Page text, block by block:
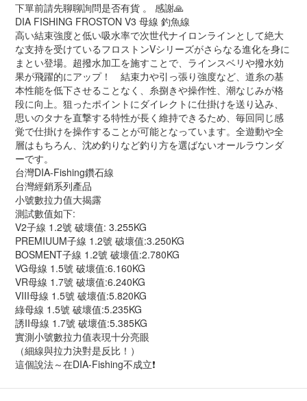
下單前請先聊聊詢問是否有貨 。 感謝🙏
DIA FISHING FROSTON V3 母線 釣魚線
高い結束強度と低い吸水率で次世代ナイロンラインとして絶大
な支持を受けているフロストンVシリーズがさらなる進化を身に
まとい登場。超撥水加工を施すことで、ラインスベリや撥水効
果が飛躍的にアップ！ 結束力や引っ張り強度など、道糸の基
本性能を低下させることなく、糸捌きや操作性、潮なじみが格
段に向上。狙ったポイントにダイレクトに仕掛けを送り込み、
思いのタナを直撃する特性が長く維持できるため、毎回同じ感
覚で仕掛けを操作することが可能となっています。全遊動や全
層はもちろん、沈め釣りなど釣り方を選ばないオールラウンダ
ーです。
台灣DIA-Fishing鑽石線
台灣經銷系列產品
小號數拉力值大揭露
測試數值如下:
V2子線 1.2號 破壞值: 3.255KG
PREMIUUM子線 1.2號 破壞值:3.250KG
BOSMENT子線 1.2號 破壞值:2.780KG
VG母線 1.5號 破壞值:6.160KG
VR母線 1.7號 破壞值:6.240KG
VIII母線 1.5號 破壞值:5.820KG
綠母線 1.5號 破壞值:5.235KG
誘II母線 1.7號 破壞值:5.385KG
實測小號數拉力值表現十分亮眼
（細線與拉力決對是反比！）
這個說法～在DIA-Fishing不成立❗️